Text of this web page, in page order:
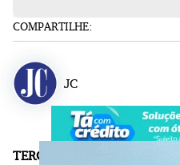
COMPARTILHE:
JC
TERÇA-FEIRA, 7 DE JULHO